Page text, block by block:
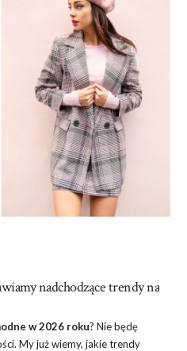
hurtownia
– bezpieczne i
czas jest cennym zasobem,
oferuje wyjątkową wygodę.
sklepach, można z
z szerokiego asortymentu ubrań
temu oszczędzasz czas i
nadchodzące trendy na
w 2026 roku? Nie będę
My już wiemy, jakie trendy